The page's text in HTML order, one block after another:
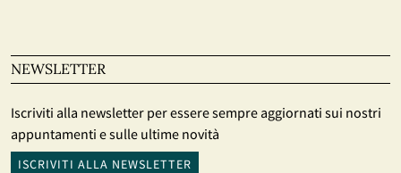
NEWSLETTER
Iscriviti alla newsletter per essere sempre aggiornati sui nostri
appuntamenti e sulle ultime novità
ISCRIVITI ALLA NEWSLETTER